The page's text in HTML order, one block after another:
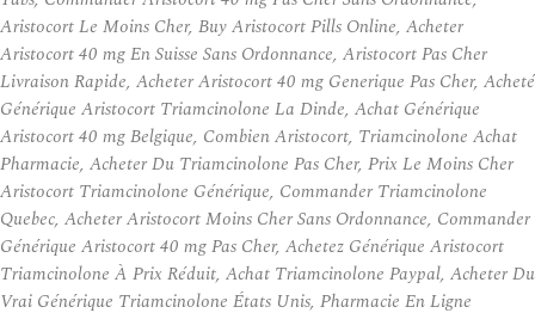
Aristocort Le Moins Cher, Buy Aristocort Pills Online, Acheter
Aristocort 40 mg En Suisse Sans Ordonnance, Aristocort Pas Cher
Livraison Rapide, Acheter Aristocort 40 mg Generique Pas Cher, Acheté
Générique Aristocort Triamcinolone La Dinde, Achat Générique
Aristocort 40 mg Belgique, Combien Aristocort, Triamcinolone Achat
Pharmacie, Acheter Du Triamcinolone Pas Cher, Prix Le Moins Cher
Aristocort Triamcinolone Générique, Commander Triamcinolone
Quebec, Acheter Aristocort Moins Cher Sans Ordonnance, Commander
Générique Aristocort 40 mg Pas Cher, Achetez Générique Aristocort
Triamcinolone À Prix Réduit, Achat Triamcinolone Paypal, Acheter Du
Vrai Générique Triamcinolone États Unis, Pharmacie En Ligne